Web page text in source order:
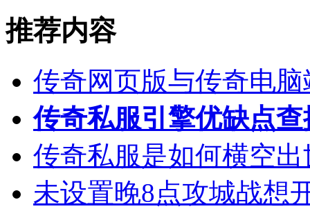
推荐内容
传奇网页版与传奇电
传奇私服引擎优缺点
传奇私服是如何横空
未设置晚8点攻城战想